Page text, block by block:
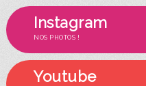
Instagram
NOS PHOTOS !
Youtube